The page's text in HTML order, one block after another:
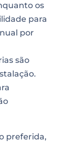
os
para
por
são
preferida,